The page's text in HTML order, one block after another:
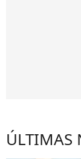
ÚLTIMAS